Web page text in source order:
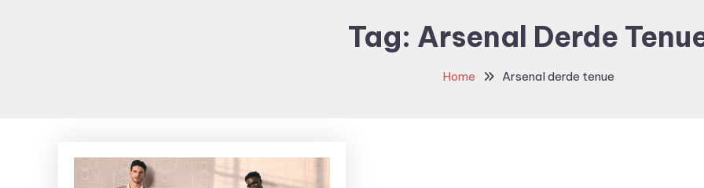
Tag: Arsenal Derde
Home Arsenal derde tenue